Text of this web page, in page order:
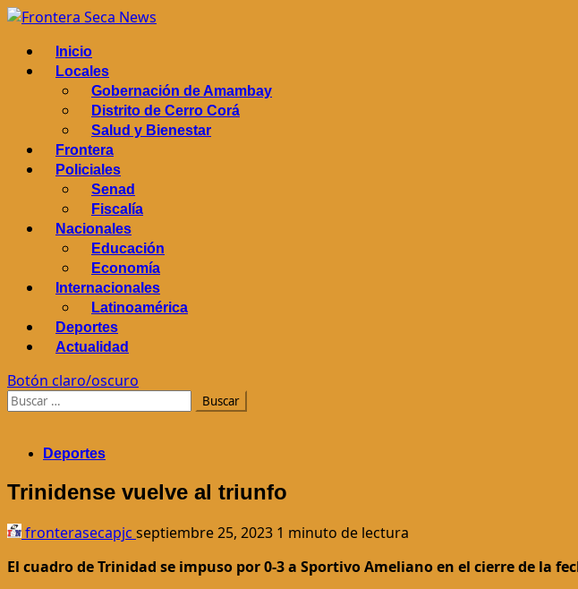
Saltar
contenido
Menú
principal
Inicio
Locales
Gobernación de Amambay
Distrito de Cerro Corá
Salud y Bienestar
Frontera
Policiales
Senad
Fiscalía
Nacionales
Educación
Economía
Internacionales
Latinoamérica
Deportes
Actualidad
Botón claro/oscuro
Buscar:
Deportes
Trinidense vuelve al triunfo
fronterasecapjc septiembre 25, 2023 1 minuto de lectura
El cuadro de Trinidad se impuso por 0-3 a Sportivo Ameliano en el cierre de la